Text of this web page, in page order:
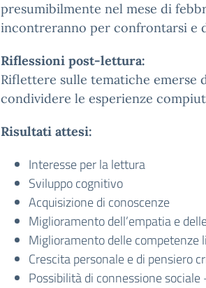
presumibilmente nel mese di
incontreranno per confrontarsi e
Riflessioni post-lettura:
Riflettere sulle tematiche emerse
condividere le esperienze
Risultati attesi:
Interesse per la lettura
Sviluppo cognitivo
Acquisizione di conoscenze
Miglioramento dell’empatia e
Miglioramento delle competenze
Crescita personale e di pensiero
Possibilità di connessione